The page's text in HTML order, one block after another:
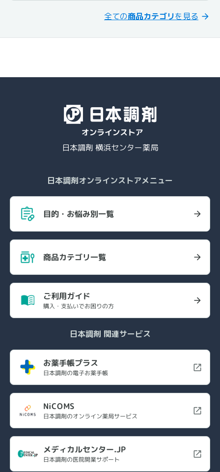
全ての商品カテゴリを見る
日本調剤 横浜センター薬局
日本調剤オンラインストアメニュー
目的・お悩み別一覧
商品カテゴリ一覧
ご利用ガイド
購入・支払いでお困りの方
日本調剤 関連サービス
お薬手帳プラス
日本調剤の電子お薬手帳
NiCOMS
日本調剤のオンライン薬局サービス
メディカルセンター.JP
日本調剤の医院開業サポート